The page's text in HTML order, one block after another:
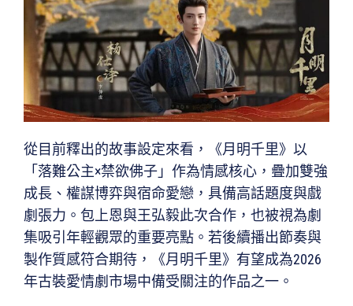
從目前釋出的故事設定來看，《月明千里》以
「落難公主×禁欲佛子」作為情感核心，疊加雙強
成長、權謀博弈與宿命愛戀，具備高話題度與戲
劇張力。包上恩與王弘毅此次合作，也被視為劇
集吸引年輕觀眾的重要亮點。若後續播出節奏與
製作質感符合期待，《月明千里》有望成為2026
年古裝愛情劇市場中備受關注的作品之一。